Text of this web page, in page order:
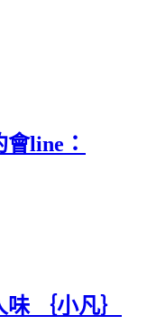
line：
｛小凡｝